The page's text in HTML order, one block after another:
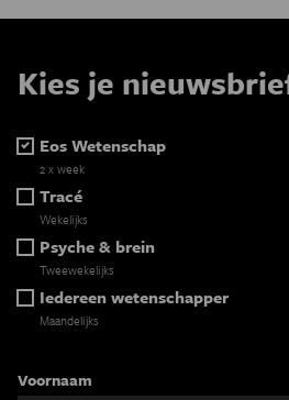
Kies je
Eos Wetenschap
2 x week
Tracé
Wekelijks
Psyche & brein
Tweewekelijks
Iedereen wetenschapper
Maandelijks
Voornaam